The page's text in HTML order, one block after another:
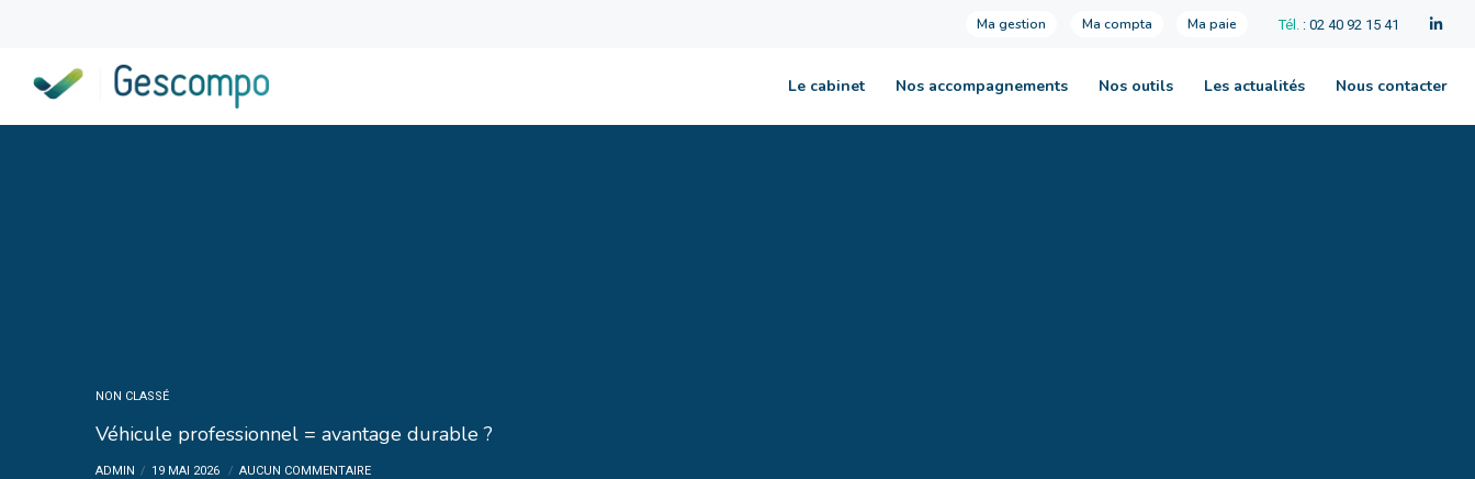
Ma gestion Ma compta Ma paie Tél. : 02 40 92 15 41
Le cabinet Nos accompagnements Nos outils Les actualités Nous contacter
NON CLASSÉ
Véhicule professionnel = avantage durable ?
ADMIN 19 MAI 2026 AUCUN COMMENTAIRE